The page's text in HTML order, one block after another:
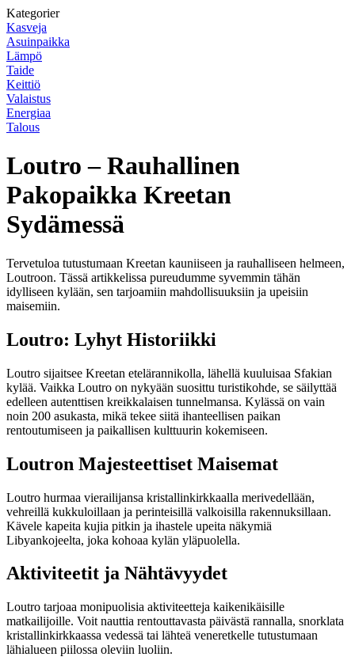
Kategorier
Kasveja
Asuinpaikka
Lämpö
Taide
Keittiö
Valaistus
Energiaa
Talous
Loutro – Rauhallinen
Pakopaikka Kreetan
Sydämessä
Tervetuloa tutustumaan Kreetan kauniiseen ja rauhalliseen helmeen,
Loutroon. Tässä artikkelissa pureudumme syvemmin tähän
idylliseen kylään, sen tarjoamiin mahdollisuuksiin ja upeisiin
maisemiin.
Loutro: Lyhyt Historiikki
Loutro sijaitsee Kreetan etelärannikolla, lähellä kuuluisaa Sfakian
kylää. Vaikka Loutro on nykyään suosittu turistikohde, se säilyttää
edelleen autenttisen kreikkalaisen tunnelmansa. Kylässä on vain
noin 200 asukasta, mikä tekee siitä ihanteellisen paikan
rentoutumiseen ja paikallisen kulttuurin kokemiseen.
Loutron Majesteettiset Maisemat
Loutro hurmaa vierailijansa kristallinkirkkaalla merivedellään,
vehreillä kukkuloillaan ja perinteisillä valkoisilla rakennuksillaan.
Kävele kapeita kujia pitkin ja ihastele upeita näkymiä
Libyankojeelta, joka kohoaa kylän yläpuolella.
Aktiviteetit ja Nähtävyydet
Loutro tarjoaa monipuolisia aktiviteetteja kaikenikäisille
matkailijoille. Voit nauttia rentouttavasta päivästä rannalla, snorklata
kristallinkirkkaassa vedessä tai lähteä veneretkelle tutustumaan
lähialueen piilossa oleviin luoliin.